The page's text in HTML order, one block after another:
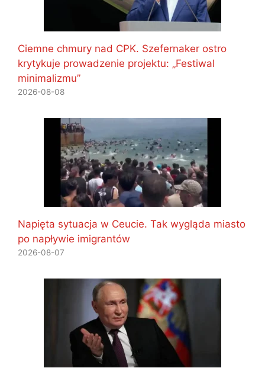
Ciemne chmury nad CPK. Szefernaker ostro
krytykuje prowadzenie projektu: „Festiwal
minimalizmu”
2026-08-08
Napięta sytuacja w Ceucie. Tak wygląda miasto
po napływie imigrantów
2026-08-07